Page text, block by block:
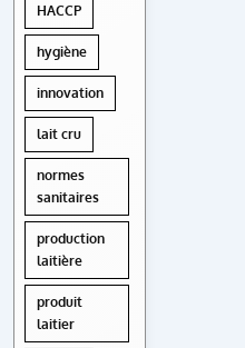
HACCP
hygiène
innovation
lait cru
normes
sanitaires
production
laitière
produit
laitier